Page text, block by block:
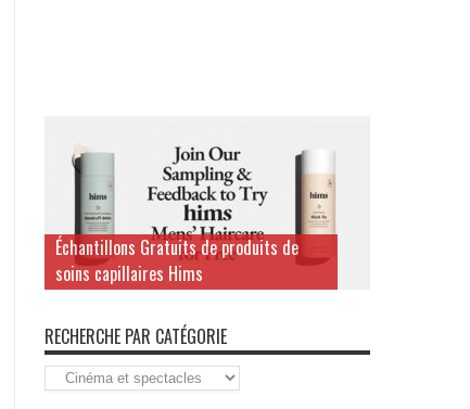
Échantillons Gratuits de produits de
soins capillaires Hims
RECHERCHE PAR CATÉGORIE
Recherche
par